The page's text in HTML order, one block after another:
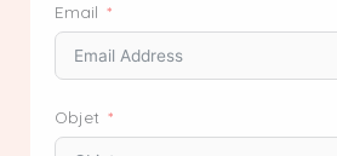
Email
Objet